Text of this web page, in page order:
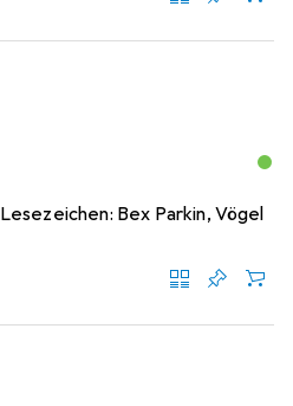
Bex Parkin, Vögel